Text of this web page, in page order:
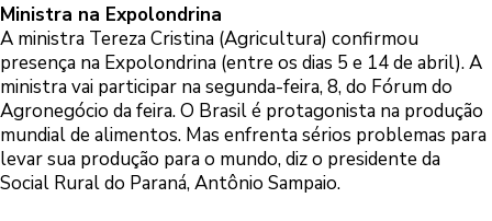
Ministra na Expolondrina
A ministra Tereza Cristina (Agricultura) confirmou
presença na Expolondrina (entre os dias 5 e 14 de abril). A
ministra vai participar na segunda-feira, 8, do Fórum do
Agronegócio da feira. O Brasil é protagonista na produção
mundial de alimentos. Mas enfrenta sérios problemas para
levar sua produção para o mundo, diz o presidente da
Social Rural do Paraná, Antônio Sampaio.